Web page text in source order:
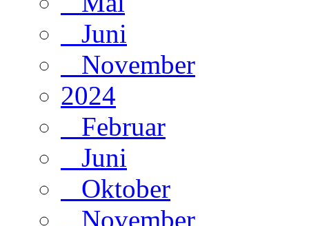
Juni
November
2024
Februar
Juni
Oktober
November